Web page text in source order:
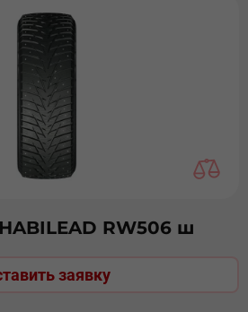
RW506 ш
заявку